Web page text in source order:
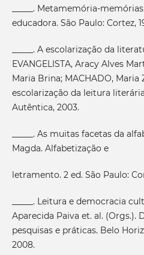
_____. Metamemória-
educadora. São Paulo: Cortez,
_____. A escolarização da
EVANGELISTA, Aracy Alves
Maria Brina; MACHADO, Maria
escolarização da leitura
Autêntica, 2003.
_____. As muitas facetas da
Magda. Alfabetização e
letramento. 2 ed. São Paulo:
_____. Leitura e democracia
Aparecida Paiva et. al. (Orgs.).
pesquisas e práticas. Belo
2008.